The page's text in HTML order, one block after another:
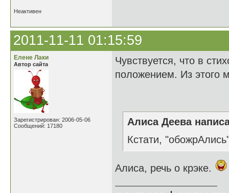
Неактивен
2011-11-11 01:15:59
Елене Лаки
Автор сайта
Зарегистрирован: 2006-05-06
Сообщений: 17180
Чувствуется, что в
положением. Из этого
Алиса Деева
Кстати,
Алиса, речь о крэке.